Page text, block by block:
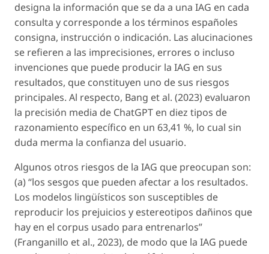
designa la información que se da a una IAG en cada
consulta y corresponde a los términos españoles
consigna, instrucción o indicación. Las alucinaciones
se refieren a las imprecisiones, errores o incluso
invenciones que puede producir la IAG en sus
resultados, que constituyen uno de sus riesgos
principales. Al respecto, Bang et al. (2023) evaluaron
la precisión media de ChatGPT en diez tipos de
razonamiento específico en un 63,41 %, lo cual sin
duda merma la confianza del usuario.
Algunos otros riesgos de la IAG que preocupan son:
(a) “los sesgos que pueden afectar a los resultados.
Los modelos lingüísticos son susceptibles de
reproducir los prejuicios y estereotipos dañinos que
hay en el corpus usado para entrenarlos”
(Franganillo et al., 2023), de modo que la IAG puede